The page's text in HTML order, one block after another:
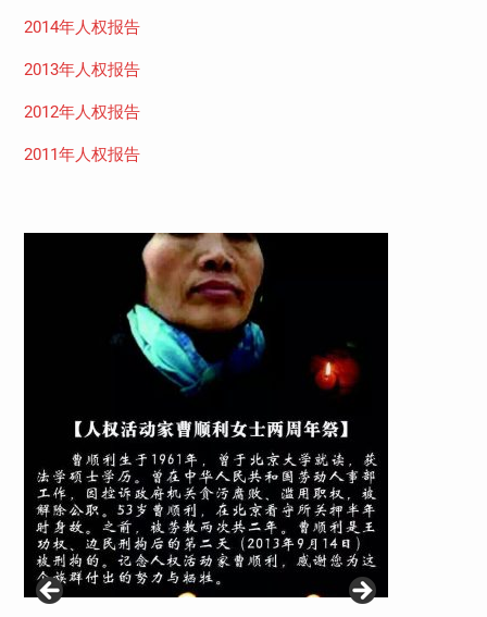
2014年人权报告
2013年人权报告
2012年人权报告
2011年人权报告